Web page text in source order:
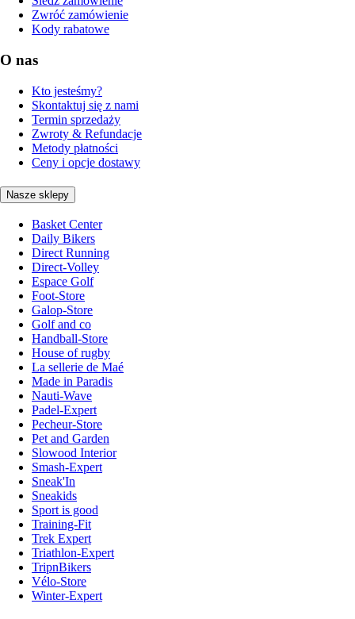
Zwróć zamówienie
Kody rabatowe
O nas
Kto jesteśmy?
Skontaktuj się z nami
Termin sprzedaży
Zwroty & Refundacje
Metody płatności
Ceny i opcje dostawy
Nasze sklepy
Basket Center
Daily Bikers
Direct Running
Direct-Volley
Espace Golf
Foot-Store
Galop-Store
Golf and co
Handball-Store
House of rugby
La sellerie de Maé
Made in Paradis
Nauti-Wave
Padel-Expert
Pecheur-Store
Pet and Garden
Slowood Interior
Smash-Expert
Sneak'In
Sneakids
Sport is good
Training-Fit
Trek Expert
Triathlon-Expert
TripnBikers
Vélo-Store
Winter-Expert